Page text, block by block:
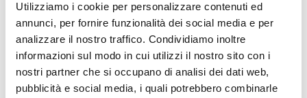
Utilizziamo i cookie per personalizzare contenuti ed
annunci, per fornire funzionalità dei social media e per
analizzare il nostro traffico. Condividiamo inoltre
informazioni sul modo in cui utilizzi il nostro sito con i
nostri partner che si occupano di analisi dei dati web,
pubblicità e social media, i quali potrebbero combinarle
ALLENATI CON ME!